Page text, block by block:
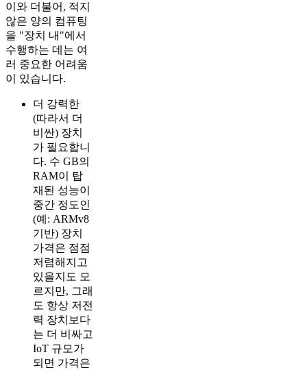
이와 더불어, 적지
않은 양의 컴퓨팅
을 "장치 내"에서
수행하는 데는 여
러 중요한 어려움
이 있습니다.
더 강력한
(따라서 더
비싼) 장치
가 필요합니
다. 수 GB의
RAM이 탑
재된 성능이
중간 정도인
(예: ARMv8
기반) 장치
가격은 점점
저렴해지고
있을지도 모
르지만, 그래
도 항상 저전
력 장치보다
는 더 비싸고
IoT 규모가
되면 가격은